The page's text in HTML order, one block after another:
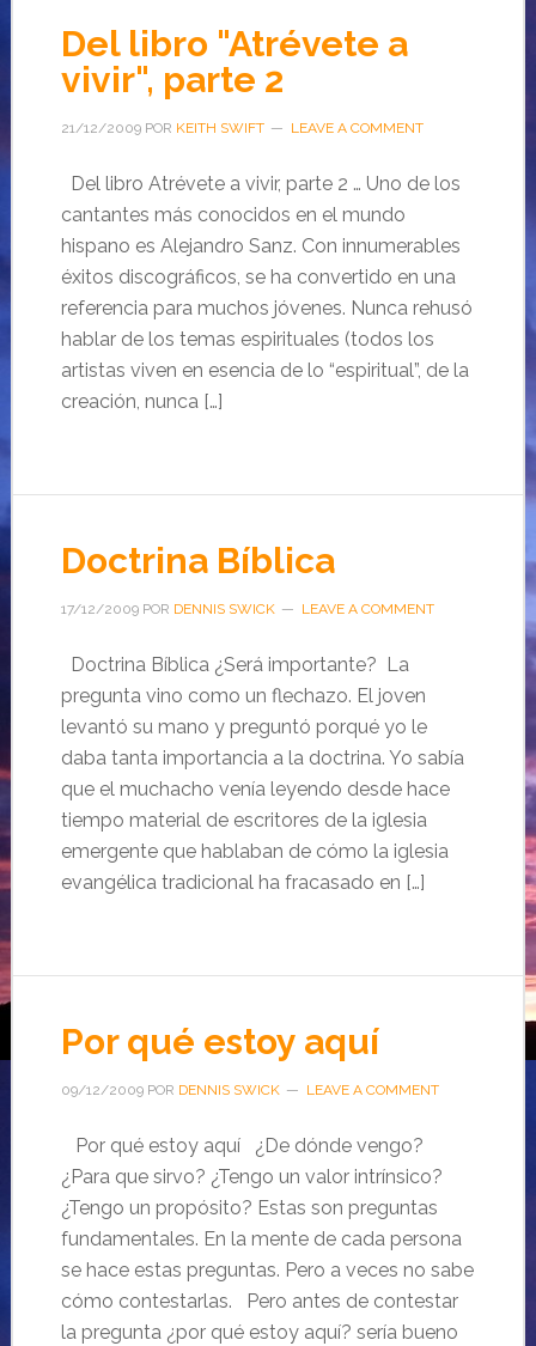
Del libro "Atrévete a
vivir", parte 2
21/12/2009POR KEITH SWIFT LEAVE A COMMENT
Del libro Atrévete a vivir, parte 2 … Uno de los
cantantes más conocidos en el mundo
hispano es Alejandro Sanz. Con innumerables
éxitos discográficos, se ha convertido en una
referencia para muchos jóvenes. Nunca rehusó
hablar de los temas espirituales (todos los
artistas viven en esencia de lo “espiritual”, de la
creación, nunca […]
Doctrina Bíblica
17/12/2009POR DENNIS SWICK LEAVE A COMMENT
Doctrina Bíblica ¿Será importante? La
pregunta vino como un flechazo. El joven
levantó su mano y preguntó porqué yo le
daba tanta importancia a la doctrina. Yo sabía
que el muchacho venía leyendo desde hace
tiempo material de escritores de la iglesia
emergente que hablaban de cómo la iglesia
evangélica tradicional ha fracasado en […]
Por qué estoy aquí
09/12/2009POR DENNIS SWICK LEAVE A COMMENT
Por qué estoy aquí ¿De dónde vengo?
¿Para que sirvo? ¿Tengo un valor intrínsico?
¿Tengo un propósito? Estas son preguntas
fundamentales. En la mente de cada persona
se hace estas preguntas. Pero a veces no sabe
cómo contestarlas. Pero antes de contestar
la pregunta ¿por qué estoy aquí? sería bueno